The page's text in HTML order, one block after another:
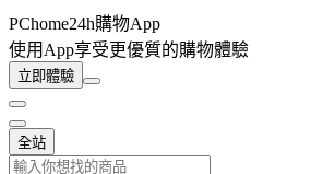
PChome24h購物App
使用App享受更優質的購物體驗
立即體驗
全站